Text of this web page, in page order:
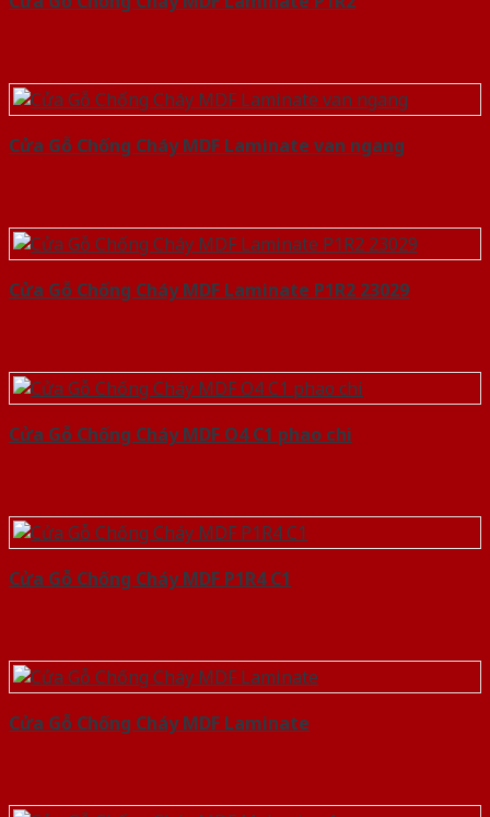
Cửa Gỗ Chống Cháy MDF Laminate van ngang
Cửa Gỗ Chống Cháy MDF Laminate P1R2 23029
Cửa Gỗ Chống Cháy MDF O4 C1 phao chi
Cửa Gỗ Chống Cháy MDF P1R4 C1
Cửa Gỗ Chống Cháy MDF Laminate